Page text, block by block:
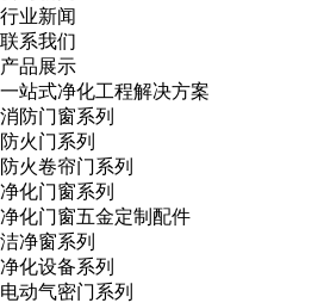
行业新闻
联系我们
产品展示
一站式净化工程解决方案
消防门窗系列
防火门系列
防火卷帘门系列
净化门窗系列
净化门窗五金定制配件
洁净窗系列
净化设备系列
电动气密门系列